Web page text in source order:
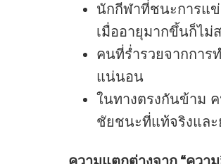
นักกีฬาที่ชนะการแ
เมื่ออายุมากขึ้นก็ไ
คนที่ร่ำรวยจากการ
แน่นอน
ในทางตรงกันข้าม
ชัยชนะที่แท้จริงและ